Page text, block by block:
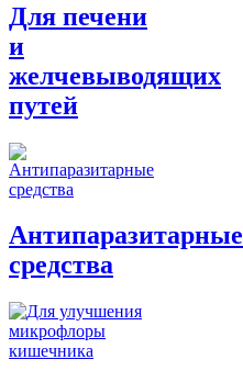
Для печени
и
желчевыводящих
путей
Антипаразитарные
средства